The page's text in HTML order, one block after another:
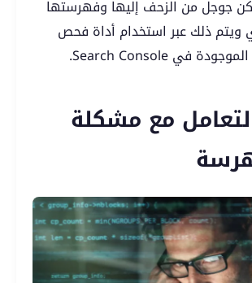
جوجل من الزحف إليها وفهرستها
ذلك عبر استخدام أداة فحص
مع مشكلة